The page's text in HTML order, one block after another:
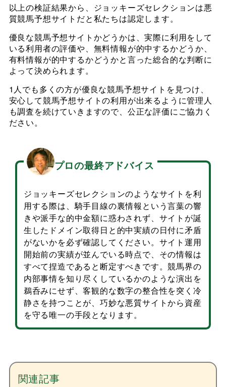
以上の検証結果から、ジョッキーズセレクションは悪
質競馬予想サイトだと私たちは認定します。
優良な競馬予想サイトかどうかは、実際に利用をして
いる利用者の評価や、無料情報が的中するかどうか、
有料情報が的中するかどうかと言った総合的な判断に
よって決められます。
1人でも多くの方が優良な競馬予想サイトを見つけ、
安心して競馬予想サイトの利用が出来るように管理人
も調査を続けていきますので、公正な評価にご協力く
ださい。
プロの最終アドバイス
ジョッキーズセレクションのようなサイトを利
用する際は、騎手目線の裏情報という言葉の響
きや派手な的中金額に惑わされず、サイトが誕
生したドメイン取得日と的中実績の日付に矛盾
がないかを必ず確認してください。サイト運用
開始前の実績が並んでいる時点で、その情報は
すべて捏造であると断定すべきです。競馬界の
内部事情を知り尽くしているかのような演出を
鵜呑みにせず、客観的な数字の整合性を突く冷
静さを持つことが、巧妙な悪質サイトから資産
を守る唯一の手段となります。